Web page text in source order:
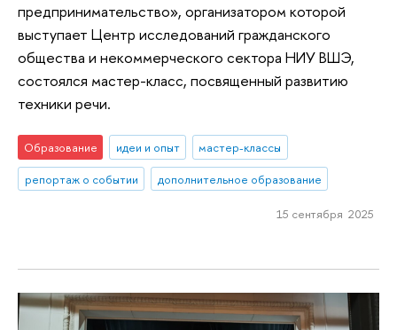
предпринимательство», организатором которой
выступает Центр исследований гражданского
общества и некоммерческого сектора НИУ ВШЭ,
состоялся мастер-класс, посвященный развитию
техники речи.
Образование идеи и опыт
мастер-классы
репортаж о событии
дополнительное образование
15 сентября 2025